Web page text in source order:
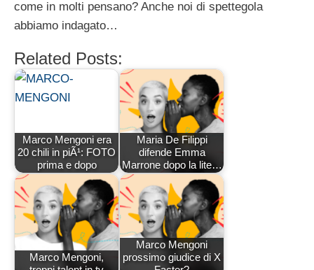
come in molti pensano? Anche noi di spettegola
abbiamo indagato…
Related Posts:
Marco Mengoni era
20 chili in piÃ¹: FOTO
prima e dopo
Maria De Filippi
difende Emma
Marrone dopo la lite…
Marco Mengoni,
Marco Mengoni
prossimo giudice di X